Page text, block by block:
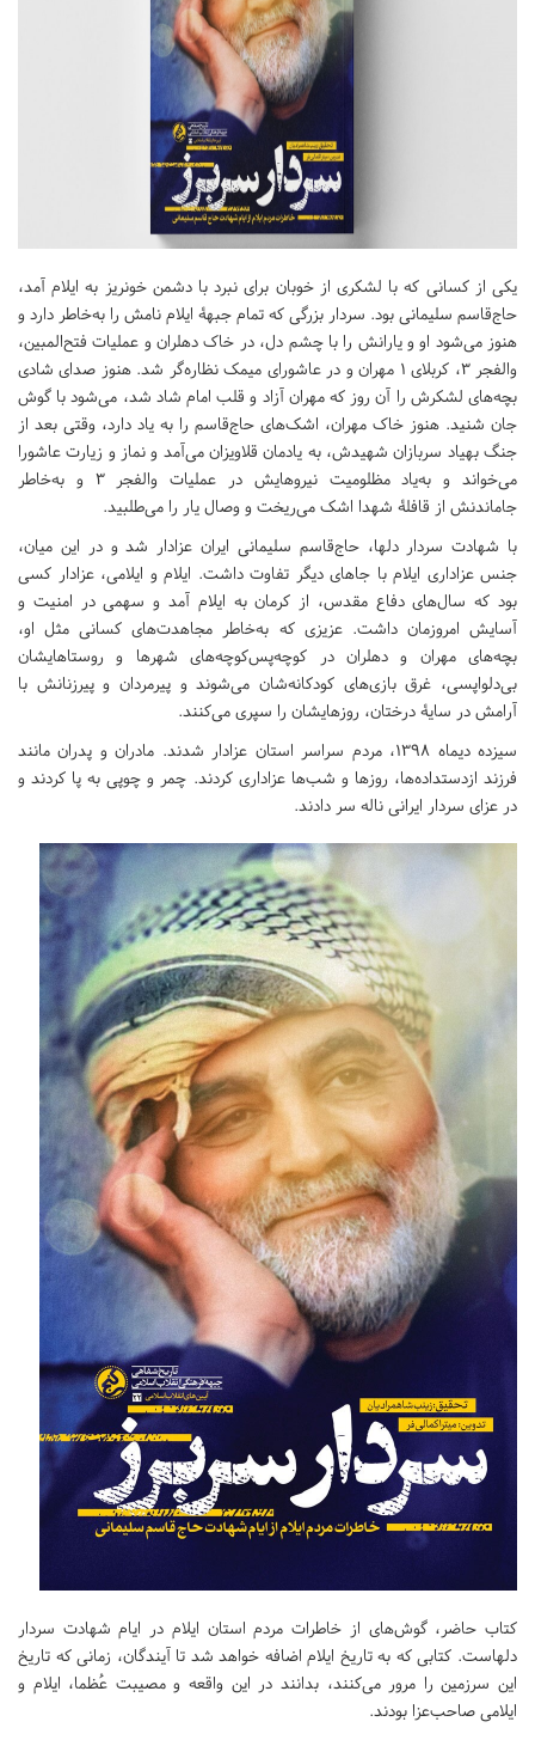
یکی از کسانی که با لشکری از خوبان برای نبرد با دشمن خونریز به ایلام آمد،
حاج‌قاسم سلیمانی بود. سردار بزرگی که تمام جبهۀ ایلام نامش را به‌خاطر دارد و
هنوز می‌شود او و یارانش را با چشم دل، در خاک دهلران و عملیات فتح‌المبین،
والفجر ۳، کربلای ۱ مهران و در عاشورای میمک نظاره‌گر شد. هنوز صدای شادی
بچه‌های لشکرش را آن روز که مهران آزاد و قلب امام شاد شد، می‌شود با گوش
جان شنید. هنوز خاک مهران، اشک‌های حاج‌قاسم را به یاد دارد، وقتی بعد از
جنگ بهیاد سربازان شهیدش، به یادمان قلاویزان می‌آمد و نماز و زیارت عاشورا
می‌خواند و به‌یاد مظلومیت نیروهایش در عملیات والفجر ۳ و به‌خاطر
جاماندنش از قافلۀ شهدا اشک می‌ریخت و وصال یار را می‌طلبید.
با شهادت سردار دلها، حاج‌قاسم سلیمانی ایران عزادار شد و در این میان،
جنس عزاداری ایلام با جا‌های دیگر تفاوت داشت. ایلام و ایلامی، عزادار کسی
بود که سال‌های دفاع مقدس، از کرمان به ایلام آمد و سهمی در امنیت و
آسایش امروزمان داشت. عزیزی که به‌خاطر مجاهدت‌های کسانی مثل او،
بچه‌های مهران و دهلران در کوچه‌پس‌کوچه‌های شهر‌ها و روستاهایشان
بی‌دلواپسی، غرق بازی‌های کودکانه‌شان می‌شوند و پیرمردان و پیرزنانش با
آرامش در سایۀ درختان، روزهایشان را سپری می‌کنند.
سیزده دیماه ۱۳۹۸، مردم سراسر استان عزادار شدند. مادران و پدران مانند
فرزند ازدستداده‌ها، روز‌ها و شب‌ها عزاداری کردند. چمر و چوپی به پا کردند و
در عزای سردار ایرانی ناله سر دادند.
کتاب حاضر، گوش‌های از خاطرات مردم استان ایلام در ایام شهادت سردار
دلهاست. کتابی که به تاریخ ایلام اضافه خواهد شد تا آیندگان، زمانی که تاریخ
این سرزمین را مرور می‌کنند، بدانند در این واقعه و مصیبت عُظما، ایلام و
ایلامی صاحب‌عزا بودند.